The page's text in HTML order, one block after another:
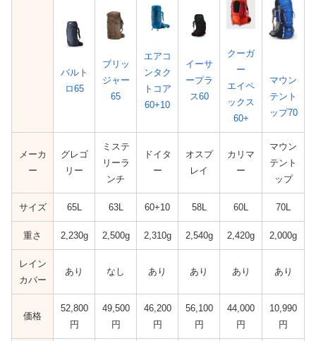
バルト
ロ65
ブリッ
ジャー
65
エアコ
ンタク
トコア
60+10
イーサ
ープラ
ス60
クーガ
ー
エイペ
ックス
60+
マウン
テント
ップ70
メーカ
ー
グレゴ
リー
ミステ
リーラ
ンチ
ドイタ
ー
オスプ
レイ
カリマ
ー
マウン
テント
ップ
サイズ 65L 63L 60+10 58L 60L 70L
重さ 2,230g 2,500g 2,310g 2,540g 2,420g 2,000g
レイン
カバー
あり なし あり あり あり あり
価格
52,800
円
49,500
円
46,200
円
56,100
円
44,000
円
10,990
円